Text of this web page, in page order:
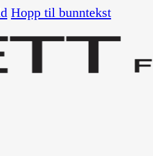
Hopp til bunntekst